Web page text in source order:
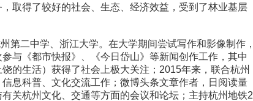
取得了较好的社会、生态、经济效益，受到了林业基层
二中学、浙江大学。在大学期间尝试写作和影像制作，
与《都市快报》、《今日岱山》等新闻创作工作，其中
的生活）获得了社会上极大关注；2015年来，联合杭州
息科普、文化交流工作；微博头条文章作者，日阅读量
关杭州文化、交通等方面的会议和论坛；主持杭州地铁2